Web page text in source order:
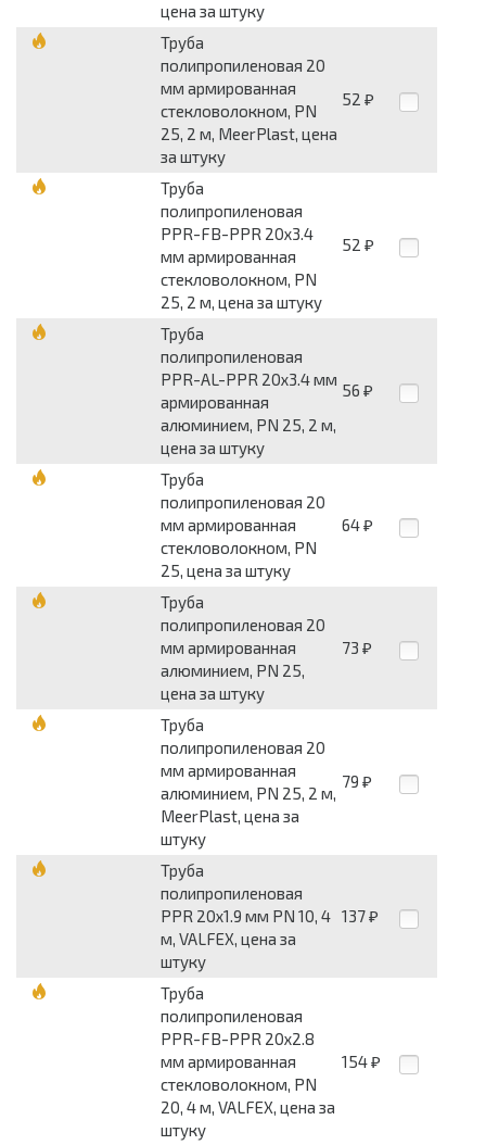
цена за штуку
Труба
полипропиленовая 20
мм армированная
стекловолокном, PN
25, 2 м, MeerPlast, цена
за штуку
52 ₽
Труба
полипропиленовая
PPR-FB-PPR 20х3.4
мм армированная
стекловолокном, PN
25, 2 м, цена за штуку
52 ₽
Труба
полипропиленовая
PPR-AL-PPR 20х3.4 мм
армированная
алюминием, PN 25, 2 м,
цена за штуку
56 ₽
Труба
полипропиленовая 20
мм армированная
стекловолокном, PN
25, цена за штуку
64 ₽
Труба
полипропиленовая 20
мм армированная
алюминием, PN 25,
цена за штуку
73 ₽
Труба
полипропиленовая 20
мм армированная
алюминием, PN 25, 2 м,
MeerPlast, цена за
штуку
79 ₽
Труба
полипропиленовая
PPR 20х1.9 мм PN 10, 4
м, VALFEX, цена за
штуку
137 ₽
Труба
полипропиленовая
PPR-FB-PPR 20х2.8
мм армированная
стекловолокном, PN
20, 4 м, VALFEX, цена за
штуку
154 ₽